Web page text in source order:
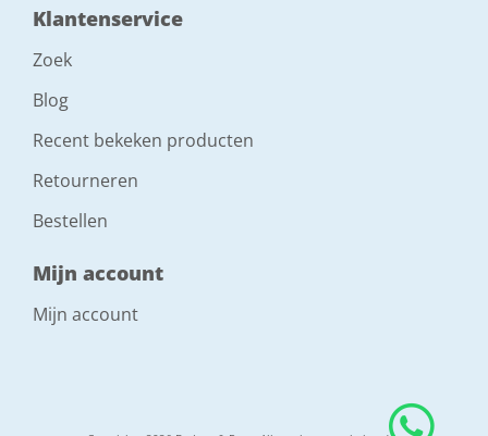
Klantenservice
Zoek
Blog
Recent bekeken producten
Retourneren
Bestellen
Mijn account
Mijn account